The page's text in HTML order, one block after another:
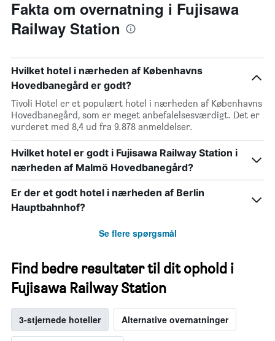
Fakta om overnatning i Fujisawa
Railway Station
Hvilket hotel i nærheden af Københavns
Hovedbanegård er godt?
Tivoli Hotel er et populært hotel i nærheden af Københavns
Hovedbanegård, som er meget anbefalelsesværdigt. Det er
vurderet med 8,4 ud fra 9.878 anmeldelser.
Hvilket hotel er godt i Fujisawa Railway Station i
nærheden af Malmö Hovedbanegård?
Er der et godt hotel i nærheden af Berlin
Hauptbahnhof?
Se flere spørgsmål
Find bedre resultater til dit ophold i
Fujisawa Railway Station
3-stjernede hoteller Alternative overnatninger